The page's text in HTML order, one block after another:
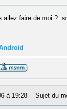
allez faire de moi ?
à 19:28 Sujet du